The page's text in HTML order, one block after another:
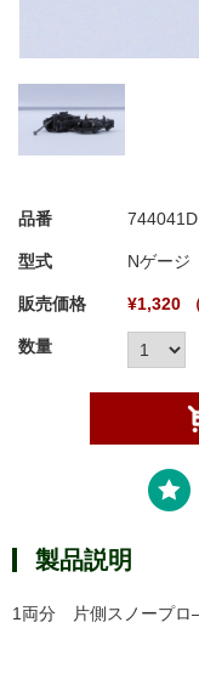
品番
型式 Nゲージ
販売価格 ¥1,320
数量
製品説明
1両分 片側スノープ